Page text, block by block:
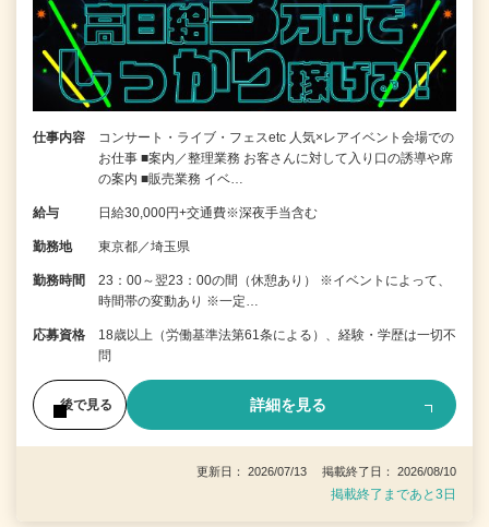
仕事内容
コンサート・ライブ・フェスetc 人気×レアイベント会場での
お仕事 ■案内／整理業務 お客さんに対して入り口の誘導や席
の案内 ■販売業務 イベ…
給与 日給30,000円+交通費※深夜手当含む
勤務地 東京都／埼玉県
勤務時間
23：00～翌23：00の間（休憩あり） ※イベントによって、
時間帯の変動あり ※一定…
応募資格
18歳以上（労働基準法第61条による）、経験・学歴は一切不
問
後で見る 詳細を見る
更新日： 2026/07/13 掲載終了日： 2026/08/10
掲載終了まであと3日